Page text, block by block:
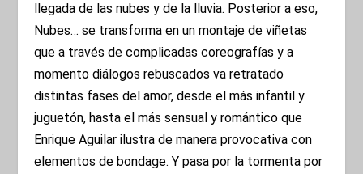
llegada de las nubes y de la lluvia. Posterior a eso,
Nubes… se transforma en un montaje de viñetas
que a través de complicadas coreografías y a
momento diálogos rebuscados va retratado
distintas fases del amor, desde el más infantil y
juguetón, hasta el más sensual y romántico que
Enrique Aguilar ilustra de manera provocativa con
elementos de bondage. Y pasa por la tormenta por